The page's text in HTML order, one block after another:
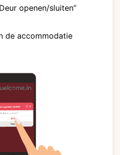
openen/sluiten”
de accommodatie